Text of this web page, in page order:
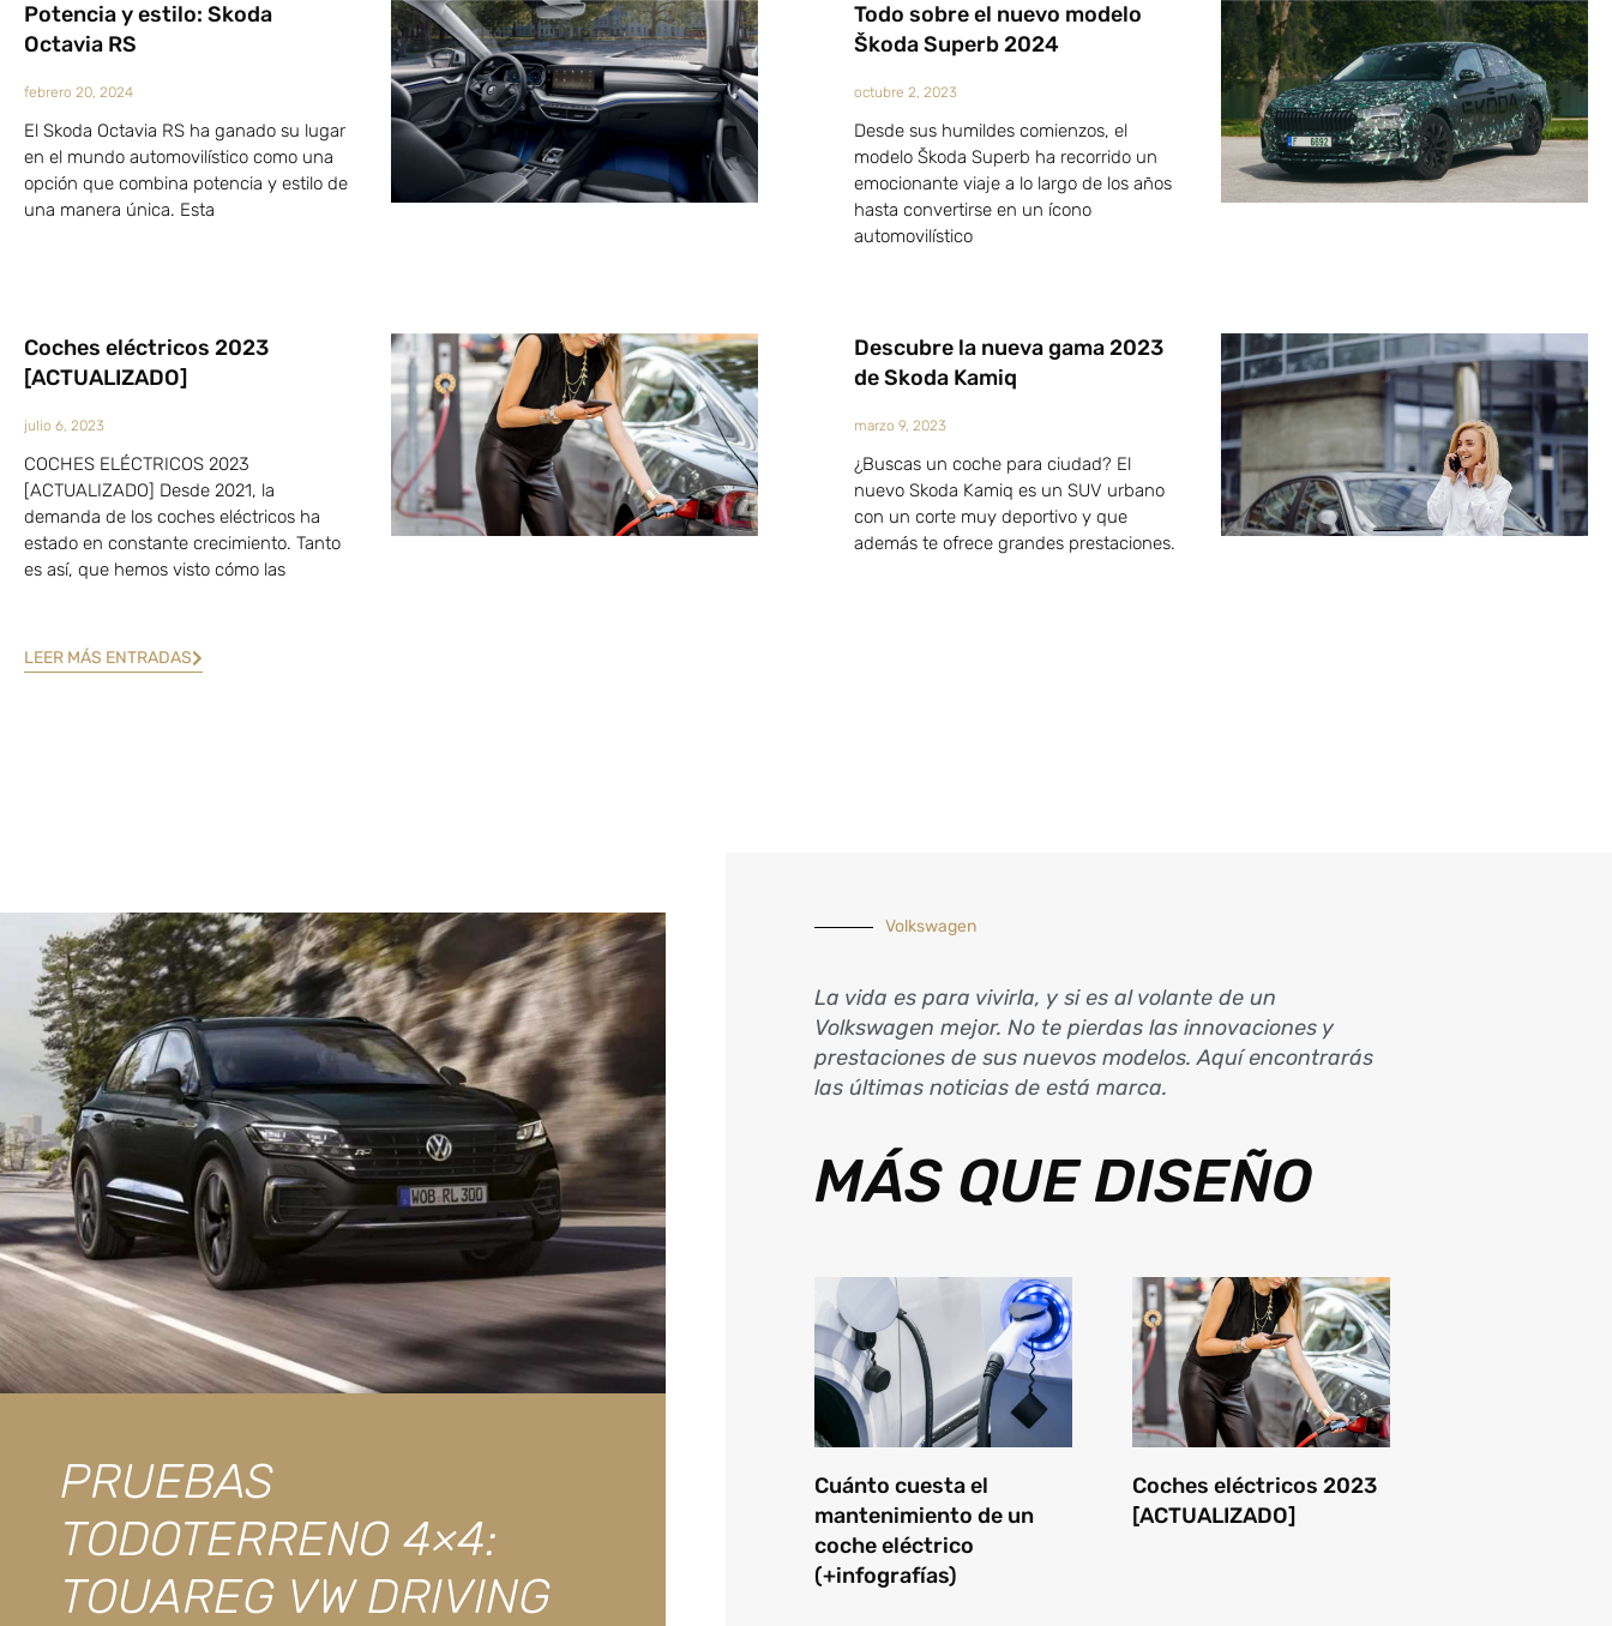
Potencia y estilo: Skoda
Octavia RS
febrero 20, 2024
El Skoda Octavia RS ha ganado su lugar
en el mundo automovilístico como una
opción que combina potencia y estilo de
una manera única. Esta
Todo sobre el nuevo modelo
Škoda Superb 2024
octubre 2, 2023
Desde sus humildes comienzos, el
modelo Škoda Superb ha recorrido un
emocionante viaje a lo largo de los años
hasta convertirse en un ícono
automovilístico
Coches eléctricos 2023
[ACTUALIZADO]
julio 6, 2023
COCHES ELÉCTRICOS 2023
[ACTUALIZADO] Desde 2021, la
demanda de los coches eléctricos ha
estado en constante crecimiento. Tanto
es así, que hemos visto cómo las
Descubre la nueva gama 2023
de Skoda Kamiq
marzo 9, 2023
¿Buscas un coche para ciudad? El
nuevo Skoda Kamiq es un SUV urbano
con un corte muy deportivo y que
además te ofrece grandes prestaciones.
LEER MÁS ENTRADAS
PRUEBAS
TODOTERRENO 4×4:
TOUAREG VW DRIVING
Volkswagen
La vida es para vivirla, y si es al volante de un
Volkswagen mejor. No te pierdas las innovaciones y
prestaciones de sus nuevos modelos. Aquí encontrarás
las últimas noticias de está marca.
MÁS QUE DISEÑO
Cuánto cuesta el
mantenimiento de un
coche eléctrico
(+infografías)
Coches eléctricos 2023
[ACTUALIZADO]